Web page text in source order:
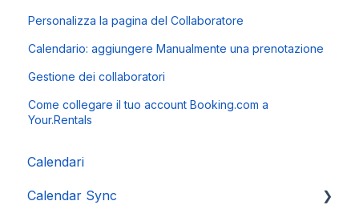
Personalizza la pagina del Collaboratore
Calendario: aggiungere Manualmente una prenotazione
Gestione dei collaboratori
Come collegare il tuo account Booking.com a
Your.Rentals
Calendari
Calendar Sync